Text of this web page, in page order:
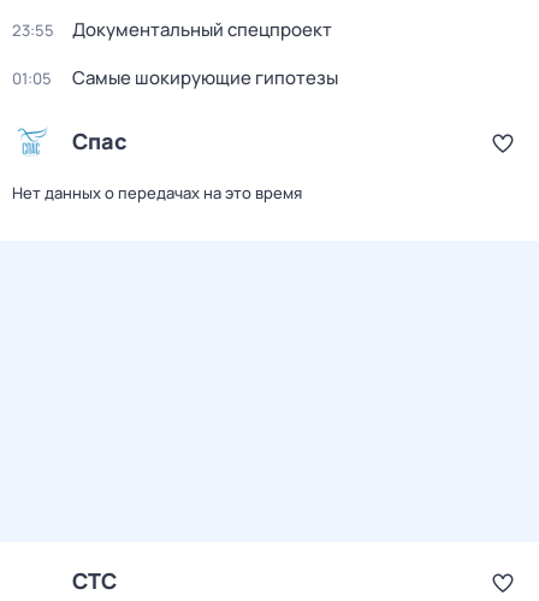
23:55 Документальный спецпроект
01:05 Самые шoкиpующие гипотезы
Спас
Нет данных о передачах на это время
СТС